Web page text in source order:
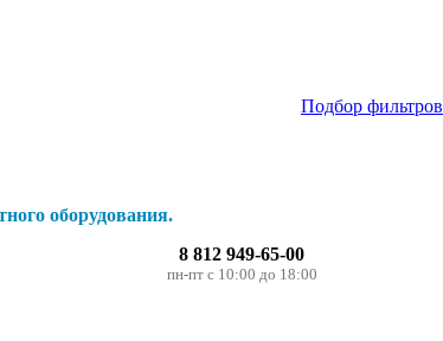
Подбор фильтров
оборудования.
8 812 949-65-00
пн-пт с 10:00 до 18:00